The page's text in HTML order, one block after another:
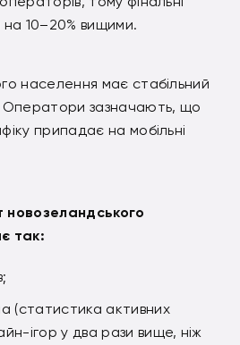
10–20% вищими.
населення має стабільний
зазначають, що
припадає на мобільні
так:
(статистика активних
ігор у два рази вище, ніж